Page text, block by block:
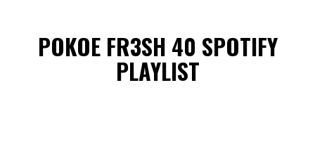
POKOE FR3SH 40 SPOTIFY
PLAYLIST